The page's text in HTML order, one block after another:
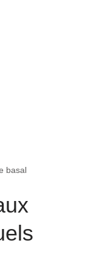
basal